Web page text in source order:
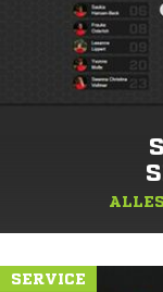
SERVICE